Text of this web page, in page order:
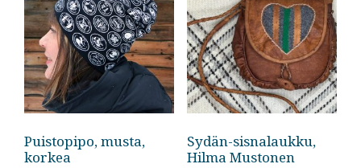
Puistopipo, musta,
korkea
Sydän-sisnalaukku,
Hilma Mustonen